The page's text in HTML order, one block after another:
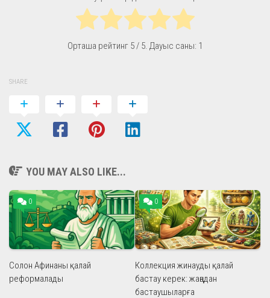
Орташа рейтинг 5/ 5. Дауыс саны: 1
SHARE
YOU MAY ALSO LIKE...
0
Солон Афинаны қалай
реформалады
0
Коллекция жинауды қалай
бастау керек: жаңадан
бастаушыларға